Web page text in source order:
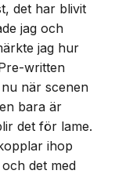
det har blivit
jag och
jag hur
written
när scenen
bara är
det för lame.
ihop
det med